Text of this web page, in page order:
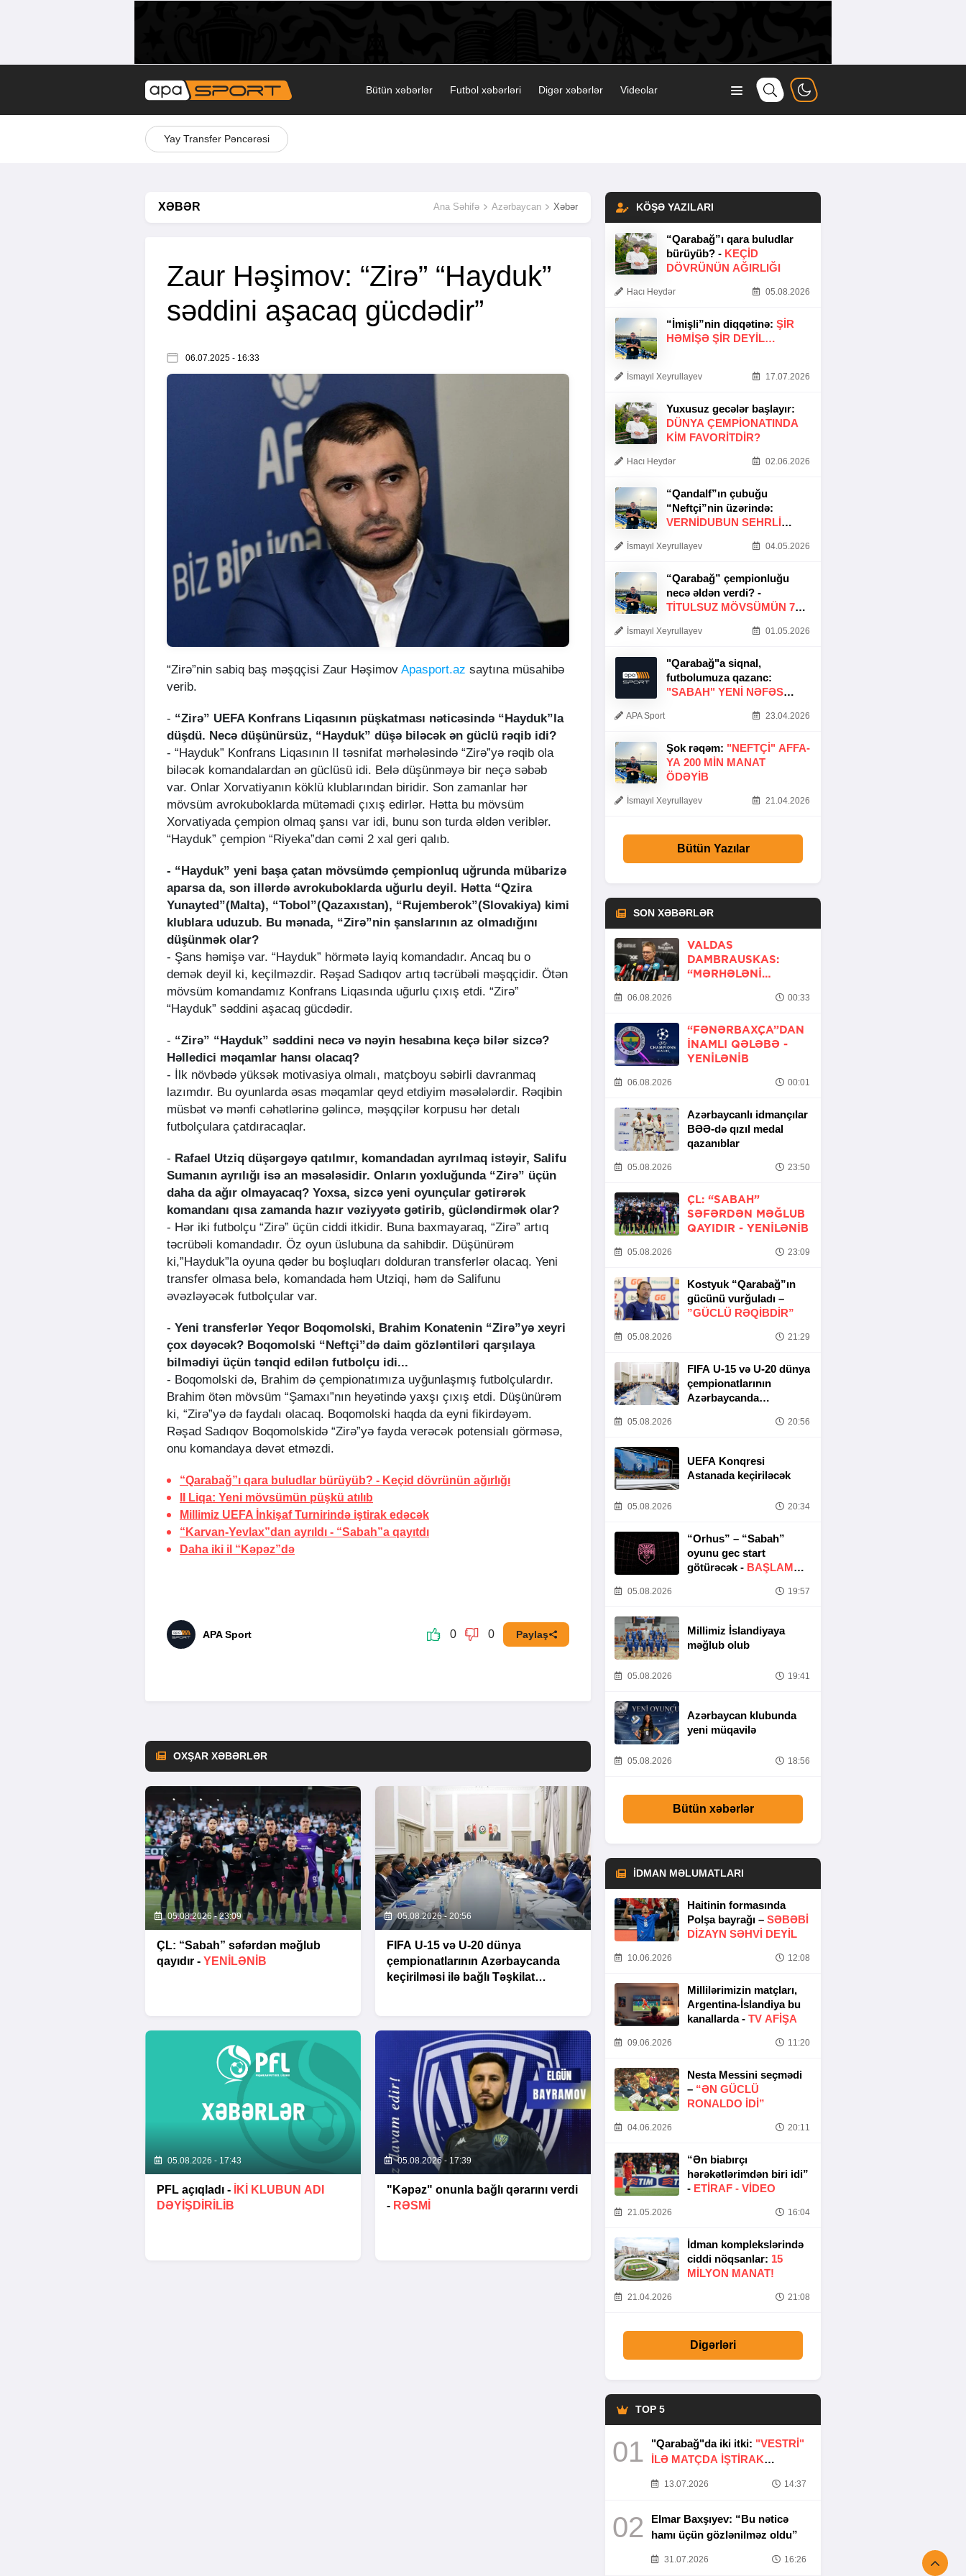
Bütün xəbərlər Futbol xəbərləri Digər xəbərlər Videolar
Yay Transfer Pəncərəsi
XƏBƏR Ana Səhifə Azərbaycan Xəbər
Zaur Həşimov: “Zirə” “Hayduk”
səddini aşacaq gücdədir”
06.07.2025 - 16:33
“Zirə”nin sabiq baş məşqçisi Zaur Həşimov Apasport.az saytına müsahibə
verib.
- “Zirə” UEFA Konfrans Liqasının püşkatması nəticəsində “Hayduk”la
düşdü. Necə düşünürsüz, “Hayduk” düşə biləcək ən güclü rəqib idi?
- “Hayduk” Konfrans Liqasının II təsnifat mərhələsində “Zirə”yə rəqib ola
biləcək komandalardan ən güclüsü idi. Belə düşünməyə bir neçə səbəb
var. Onlar Xorvatiyanın köklü klublarından biridir. Son zamanlar hər
mövsüm avrokuboklarda mütəmadi çıxış edirlər. Hətta bu mövsüm
Xorvatiyada çempion olmaq şansı var idi, bunu son turda əldən veriblər.
“Hayduk” çempion “Riyeka”dan cəmi 2 xal geri qalıb.
- “Hayduk” yeni başa çatan mövsümdə çempionluq uğrunda mübarizə
aparsa da, son illərdə avrokuboklarda uğurlu deyil. Hətta “Qzira
Yunayted”(Malta), “Tobol”(Qazaxıstan), “Rujemberok”(Slovakiya) kimi
klublara uduzub. Bu mənada, “Zirə”nin şanslarının az olmadığını
düşünmək olar?
- Şans həmişə var. “Hayduk” hörmətə layiq komandadır. Ancaq bu o
demək deyil ki, keçilməzdir. Rəşad Sadıqov artıq təcrübəli məşqçidir. Ötən
mövsüm komandamız Konfrans Liqasında uğurlu çıxış etdi. “Zirə”
“Hayduk” səddini aşacaq gücdədir.
- “Zirə” “Hayduk” səddini necə və nəyin hesabına keçə bilər sizcə?
Həlledici məqamlar hansı olacaq?
- İlk növbədə yüksək motivasiya olmalı, matçboyu səbirli davranmaq
lazımdır. Bu oyunlarda əsas məqamlar qeyd etdiyim məsələlərdir. Rəqibin
müsbət və mənfi cəhətlərinə gəlincə, məşqçilər korpusu hər detalı
futbolçulara çatdıracaqlar.
- Rafael Utziq düşərgəyə qatılmır, komandadan ayrılmaq istəyir, Salifu
Sumanın ayrılığı isə an məsələsidir. Onların yoxluğunda “Zirə” üçün
daha da ağır olmayacaq? Yoxsa, sizcə yeni oyunçular gətirərək
komandanı qısa zamanda hazır vəziyyətə gətirib, gücləndirmək olar?
- Hər iki futbolçu “Zirə” üçün ciddi itkidir. Buna baxmayaraq, “Zirə” artıq
təcrübəli komandadır. Öz oyun üslubuna da sahibdir. Düşünürəm
ki,”Hayduk”la oyuna qədər bu boşluqları dolduran transferlər olacaq. Yeni
transfer olmasa belə, komandada həm Utziqi, həm də Salifunu
əvəzləyəcək futbolçular var.
- Yeni transferlər Yeqor Boqomolski, Brahim Konatenin “Zirə”yə xeyri
çox dəyəcək? Boqomolski “Neftçi”də daim gözləntiləri qarşılaya
bilmədiyi üçün tənqid edilən futbolçu idi...
- Boqomolski də, Brahim də çempionatımıza uyğunlaşmış futbolçulardır.
Brahim ötən mövsüm “Şamaxı”nın heyətində yaxşı çıxış etdi. Düşünürəm
ki, “Zirə”yə də faydalı olacaq. Boqomolski haqda da eyni fikirdəyəm.
Rəşad Sadıqov Boqomolskidə “Zirə”yə fayda verəcək potensialı görməsə,
onu komandaya dəvət etməzdi.
“Qarabağ”ı qara buludlar bürüyüb? - Keçid dövrünün ağırlığı
II Liqa: Yeni mövsümün püşkü atılıb
Millimiz UEFA İnkişaf Turnirində iştirak edəcək
“Karvan-Yevlax”dan ayrıldı - “Sabah”a qayıtdı
Daha iki il “Kəpəz”də
APA Sport 0 0 Paylaş
OXŞAR XƏBƏRLƏR
05.08.2026 - 23:09
ÇL: “Sabah” səfərdən məğlub
qayıdır - YENİLƏNİB
05.08.2026 - 20:56
FIFA U-15 və U-20 dünya
çempionatlarının Azərbaycanda
keçirilməsi ilə bağlı Təşkilat
05.08.2026 - 17:43
PFL açıqladı -
İKİ KLUBUN ADI
DƏYİŞDİRİLİB
05.08.2026 - 17:39
"Kəpəz" onunla bağlı qərarını verdi
- RƏSMİ
KÖŞƏ YAZILARI
“Qarabağ”ı qara buludlar
bürüyüb? - KEÇID
DÖVRÜNÜN AĞIRLIĞI
Hacı Heydər 05.08.2026
“İmişli”nin diqqətinə: ŞIR
HƏMIŞƏ ŞIR DEYIL…
İsmayıl Xeyrullayev 17.07.2026
Yuxusuz gecələr başlayır:
DÜNYA ÇEMPIONATINDA
KIM FAVORITDIR?
Hacı Heydər 02.06.2026
“Qandalf”ın çubuğu
“Neftçi”nin üzərində:
VERNİDUBUN SEHRLİ
İsmayıl Xeyrullayev 04.05.2026
“Qarabağ” çempionluğu
necə əldən verdi? -
TITULSUZ MÖVSÜMÜN 7
İsmayıl Xeyrullayev 01.05.2026
"Qarabağ"a siqnal,
futbolumuza qazanc:
"SABAH" YENI NƏFƏS
APA Sport 23.04.2026
Şok rəqəm: "NEFTÇI" AFFA-
YA 200 MIN MANAT
ÖDƏYIB
İsmayıl Xeyrullayev 21.04.2026
Bütün Yazılar
SON XƏBƏRLƏR
VALDAS
DAMBRAUSKAS:
“MƏRHƏLƏNI
06.08.2026 00:33
“FƏNƏRBAXÇA”DAN
INAMLI QƏLƏBƏ -
YENİLƏNİB
06.08.2026 00:01
Azərbaycanlı idmançılar
BƏƏ-də qızıl medal
qazanıblar
05.08.2026 23:50
ÇL: “SABAH”
SƏFƏRDƏN MƏĞLUB
QAYIDIR - YENİLƏNİB
05.08.2026 23:09
Kostyuk “Qarabağ”ın
gücünü vurğuladı –
”GÜCLÜ RƏQİBDİR”
05.08.2026 21:29
FIFA U-15 və U-20 dünya
çempionatlarının
Azərbaycanda
Təşkilat Komitəsinin
05.08.2026 20:56
UEFA Konqresi
Astanada keçiriləcək
05.08.2026 20:34
“Orhus” – “Sabah”
oyunu gec start
götürəcək - BAŞLAMA
05.08.2026 19:57
Millimiz İslandiyaya
məğlub olub
05.08.2026 19:41
Azərbaycan klubunda
yeni müqavilə
05.08.2026 18:56
Bütün xəbərlər
İDMAN MƏLUMATLARI
Haitinin formasında
Polşa bayrağı – SƏBƏBI
DIZAYN SƏHVI DEYIL
10.06.2026 12:08
Millilərimizin matçları,
Argentina-İslandiya bu
kanallarda - TV AFİŞA
09.06.2026 11:20
Nesta Messini seçmədi
– “ƏN GÜCLÜ
RONALDO IDI”
04.06.2026 20:11
“Ən biabırçı
hərəkətlərimdən biri idi”
- ETIRAF - VİDEO
21.05.2026 16:04
İdman komplekslərində
ciddi nöqsanlar: 15
MILYON MANAT!
21.04.2026 21:08
Digərləri
TOP 5
01 "Qarabağ"da iki itki: "VESTRİ"
İLƏ MATÇDA İŞTİRAK
13.07.2026 14:37
02
Elmar Baxşıyev: “Bu nəticə
hamı üçün gözlənilməz oldu”
31.07.2026 16:26